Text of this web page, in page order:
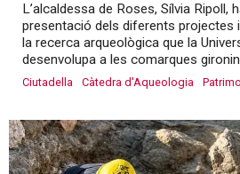
L’alcaldessa de Roses, Sílvia Ripoll,
presentació dels diferents projectes
la recerca arqueològica que la
desenvolupa a les comarques
Ciutadella Càtedra d'Aqueologia